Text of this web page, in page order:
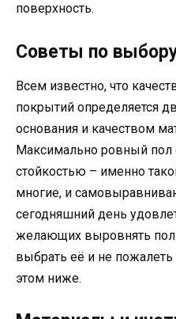
поверхность.
Советы по
Всем известно, что
покрытий определяется
основания и качеством
Максимально ровный пол
стойкостью – именно
многие, и
сегодняшний день
желающих выровнять
выбрать её и не
этом ниже.